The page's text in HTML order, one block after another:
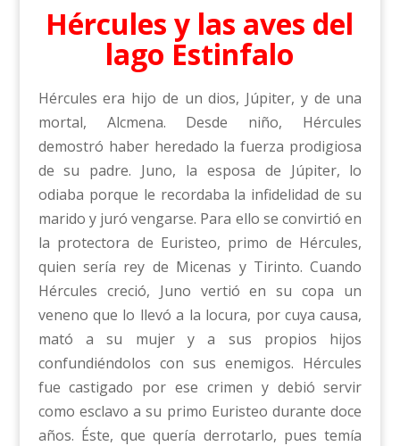
Hércules y las aves del
lago Estinfalo
Hércules era hijo de un dios, Júpiter, y de una
mortal, Alcmena. Desde niño, Hércules
demostró haber heredado la fuerza prodigiosa
de su padre. Juno, la esposa de Júpiter, lo
odiaba porque le recordaba la infidelidad de su
marido y juró vengarse. Para ello se convirtió en
la protectora de Euristeo, primo de Hércules,
quien sería rey de Micenas y Tirinto. Cuando
Hércules creció, Juno vertió en su copa un
veneno que lo llevó a la locura, por cuya causa,
mató a su mujer y a sus propios hijos
confundiéndolos con sus enemigos. Hércules
fue castigado por ese crimen y debió servir
como esclavo a su primo Euristeo durante doce
años. Éste, que quería derrotarlo, pues temía